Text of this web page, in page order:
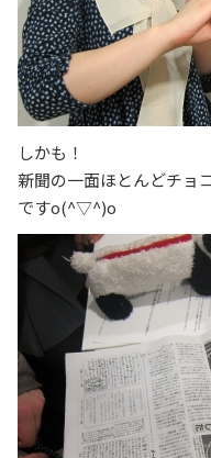
しかも！
新聞の一面ほとんどチョ
ですo(^▽^)o